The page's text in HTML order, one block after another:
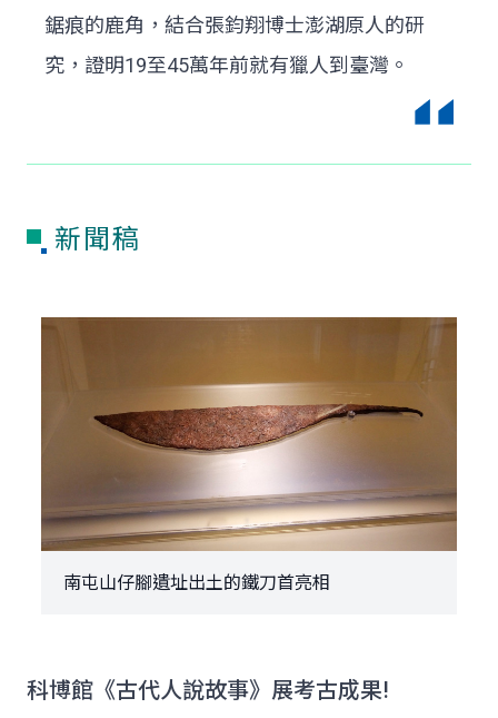
鋸痕的鹿角，結合張鈞翔博士澎湖原人的研
究，證明19至45萬年前就有獵人到臺灣。
新聞稿
南屯山仔腳遺址出土的鐵刀首亮相
科博館《古代人說故事》展考古成果!